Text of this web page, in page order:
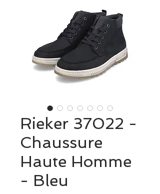
Rieker 37022 -
Chaussure
Haute Homme
- Bleu